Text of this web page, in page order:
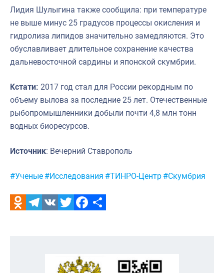
Лидия Шулыгина также сообщила: при температуре
не выше минус 25 градусов процессы окисления и
гидролиза липидов значительно замедляются. Это
обуславливает длительное сохранение качества
дальневосточной сардины и японской скумбрии.
Кстати: 2017 год стал для России рекордным по
объему вылова за последние 25 лет. Отечественные
рыбопромышленники добыли почти 4,8 млн тонн
водных биоресурсов.
Источник: Вечерний Ставрополь
Метки:
#Ученые #Исследования #ТИНРО-Центр #Скумбрия